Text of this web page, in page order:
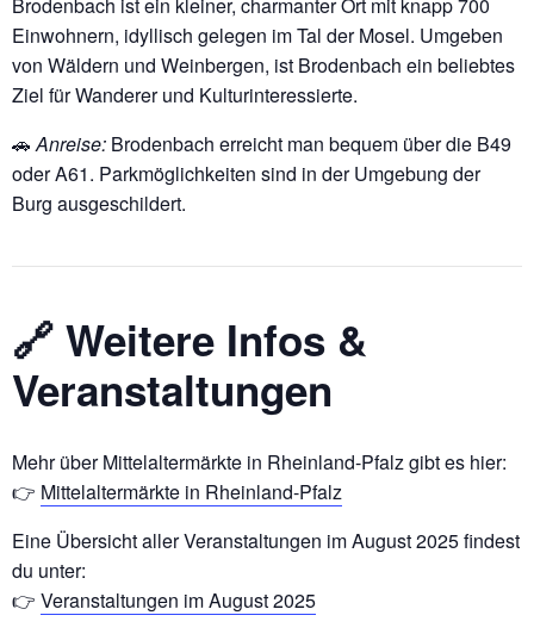
Brodenbach ist ein kleiner, charmanter Ort mit knapp 700
Einwohnern, idyllisch gelegen im Tal der Mosel. Umgeben
von Wäldern und Weinbergen, ist Brodenbach ein beliebtes
Ziel für Wanderer und Kulturinteressierte.
🚗Anreise: Brodenbach erreicht man bequem über die B49
oder A61. Parkmöglichkeiten sind in der Umgebung der
Burg ausgeschildert.
🔗 Weitere Infos &
Veranstaltungen
Mehr über Mittelaltermärkte in Rheinland-Pfalz gibt es hier:
👉 Mittelaltermärkte in Rheinland-Pfalz
Eine Übersicht aller Veranstaltungen im August 2025 findest
du unter:
👉 Veranstaltungen im August 2025